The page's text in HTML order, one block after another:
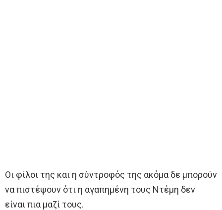
Οι φίλοι της και η σύντροφός της ακόμα δε μπορούν
να πιστέψουν ότι η αγαπημένη τους Ντέμη δεν
είναι πια μαζί τους.